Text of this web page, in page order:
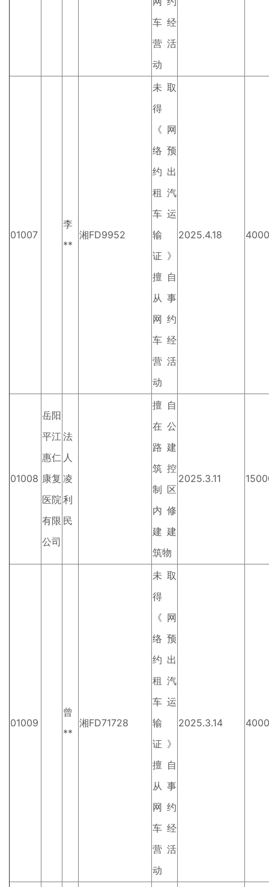
车经
营活
动
01007
李
**
湘FD9952
未取
得
《网
络预
约出
租汽
车运
输
证》
擅自
从事
网约
车经
营活
动
2025.4.18 4000
01008
岳阳
平江
惠仁
康复
医院
有限
公司
法
人
凌
利
民
擅自
在公
路建
筑控
制区
内修
建建
筑物
2025.3.11
01009
曾
**
湘FD71728
未取
得
《网
络预
约出
租汽
车运
输
证》
擅自
从事
网约
车经
营活
动
2025.3.14 4000